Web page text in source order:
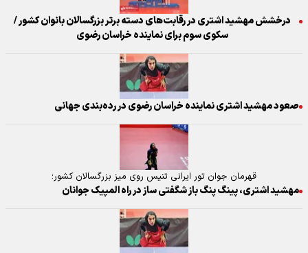
درخشش مهشید اشتری در رقابت‌های دسته برتر بزرگسالان بانوان کشور /
سکوی سوم برای نماینده خراسان رضوی
صعود مهشید اشتری نماینده خراسان رضوی در رده‌بندی جهانی
قهرمان جوان تور ایرانی تنیس روی میز بزرگسالان کشور؛
مهشید اشتری، پینگ پنگ باز شگفتی ساز در راه المپیک جوانان